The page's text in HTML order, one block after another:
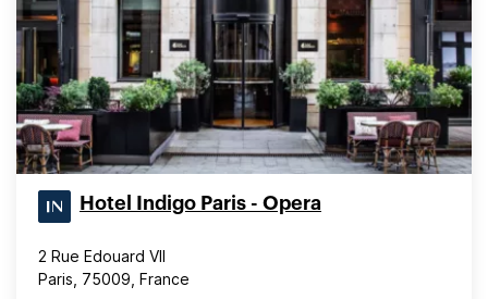
Hotel Indigo Paris - Opera
2 Rue Edouard VII
Paris, 75009, France